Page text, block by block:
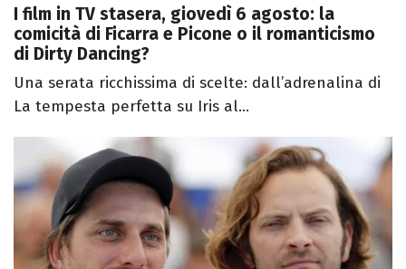
I film in TV stasera, giovedì 6 agosto: la
comicità di Ficarra e Picone o il romanticismo
di Dirty Dancing?
Una serata ricchissima di scelte: dall’adrenalina di
La tempesta perfetta su Iris al...